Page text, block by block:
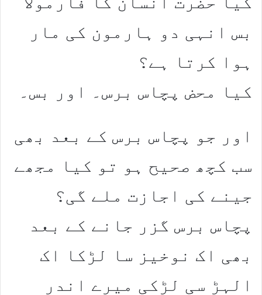
بس انہی دو ہارمون کی مار
ہوا کرتا ہے؟
کیا محض پچاس برس۔ اور بس۔
اور جو پچاس برس کے بعد بھی
سب کچھ صحیح ہو تو کیا مجھے
جینے کی اجازت ملے گی؟
پچاس برس گزر جانے کے بعد
بھی اک نوخیز سا لڑکا اک
الہڑ سی لڑکی میرے اندر